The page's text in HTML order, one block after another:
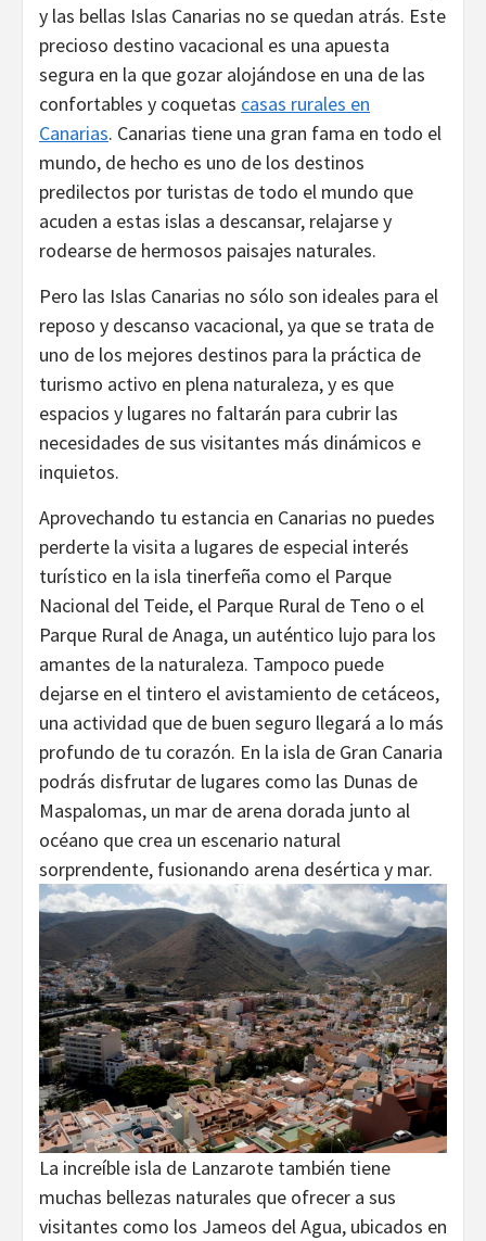
y las bellas Islas Canarias no se quedan atrás. Este
precioso destino vacacional es una apuesta
segura en la que gozar alojándose en una de las
confortables y coquetas casas rurales en
Canarias. Canarias tiene una gran fama en todo el
mundo, de hecho es uno de los destinos
predilectos por turistas de todo el mundo que
acuden a estas islas a descansar, relajarse y
rodearse de hermosos paisajes naturales.
Pero las Islas Canarias no sólo son ideales para el
reposo y descanso vacacional, ya que se trata de
uno de los mejores destinos para la práctica de
turismo activo en plena naturaleza, y es que
espacios y lugares no faltarán para cubrir las
necesidades de sus visitantes más dinámicos e
inquietos.
Aprovechando tu estancia en Canarias no puedes
perderte la visita a lugares de especial interés
turístico en la isla tinerfeña como el Parque
Nacional del Teide, el Parque Rural de Teno o el
Parque Rural de Anaga, un auténtico lujo para los
amantes de la naturaleza. Tampoco puede
dejarse en el tintero el avistamiento de cetáceos,
una actividad que de buen seguro llegará a lo más
profundo de tu corazón. En la isla de Gran Canaria
podrás disfrutar de lugares como las Dunas de
Maspalomas, un mar de arena dorada junto al
océano que crea un escenario natural
sorprendente, fusionando arena desértica y mar.
La increíble isla de Lanzarote también tiene
muchas bellezas naturales que ofrecer a sus
visitantes como los Jameos del Agua, ubicados en